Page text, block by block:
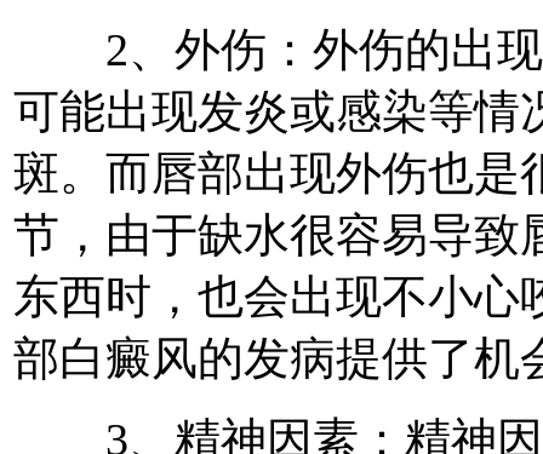
2、外伤：外伤的出现
可能出现发炎或感染等情
斑。而唇部出现外伤也是
节，由于缺水很容易导致
东西时，也会出现不小心
部白癜风的发病提供了机
3、精神因素：精神因